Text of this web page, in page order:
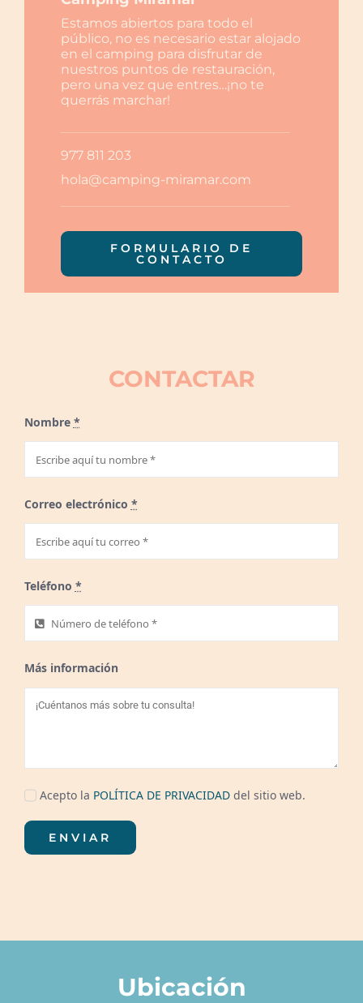
Eventos
Contactar
Español
Estamos abiertos para todo el
público, no es necesario estar alojado
en el camping para disfrutar de
nuestros puntos de restauración,
pero una vez que entres…¡no te
querrás marchar!
977 811 203
hola@camping-miramar.com
FORMULARIO DE
CONTACTO
CONTACTAR
Nombre *
Correo electrónico *
Teléfono *
Más información
Acepto la POLÍTICA DE PRIVACIDADdel sitio web.
ENVIAR
Ubicación